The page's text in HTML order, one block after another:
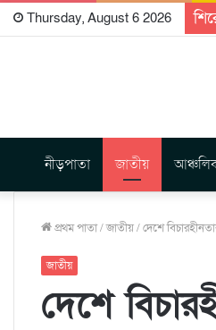
Thursday, August 6 2026
নীড়পাতা জাতীয়
প্রথম পাতা/জাতীয়/দেশে
জাতীয়
দেশে